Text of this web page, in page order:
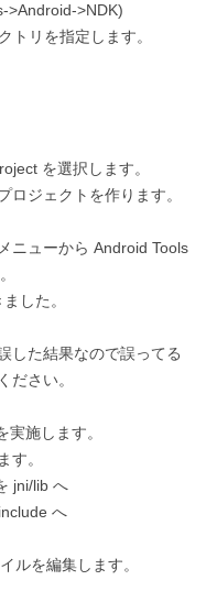
>Android->NDK)
トリを指定します。
を選択します。
ロジェクトを作ります。
ニューから Android Tools
した。
した結果なので誤ってる
ださい。
施します。
す。
jni/lib へ
へ
ルを編集します。